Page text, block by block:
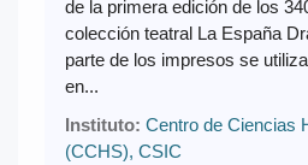
de la primera edición de los
colección teatral La España
parte de los impresos se
en...
Instituto: Centro de Ciencias
(CCHS), CSIC